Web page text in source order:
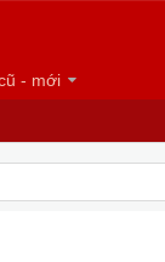
- mới